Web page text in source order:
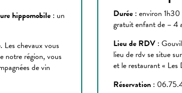
hippomobile : un
. Les chevaux vous
notre région, vous
de vin
Durée : environ
gratuit enfant de – 4
Lieu de RDV :
lieu de rdv se situe
et le restaurant « Les
Réservation :